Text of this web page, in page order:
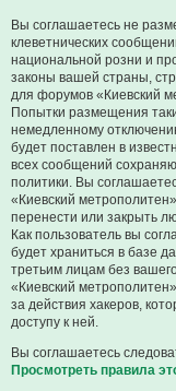
Вы соглашаетесь не
клеветнических
национальной розни и
законы вашей страны,
для форумов «Киевский
Попытки размещения
немедленному
будет поставлен в
всех сообщений
политики. Вы
«Киевский
перенести или закрыть
Как пользователь вы
будет храниться в базе
третьим лицам без
«Киевский
за действия хакеров,
доступу к ней.
Вы соглашаетесь
Просмотреть правила